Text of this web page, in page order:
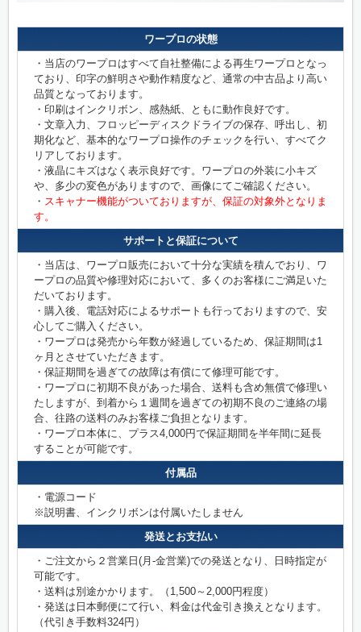
ワープロの状態
・当店のワープロはすべて自社整備による再生ワープロとなっ
ており、印字の鮮明さや動作精度など、通常の中古品より高い
品質となっております。
・印刷はインクリボン、感熱紙、ともに動作良好です。
・文章入力、フロッピーディスクドライブの保存、呼出し、初
期化など、基本的なワープロ操作のチェックを行い、すべてク
リアしております。
・液晶にキズはなく表示良好です。ワープロの外装に小キズ
や、多少の変色がありますので、画像にてご確認ください。
・ スキャナー機能がついておりますが、保証の対象外となりま
す。
サポートと保証について
・当店は、ワープロ販売において十分な実績を積んでおり、ワ
ープロの品質や修理対応において、多くのお客様にご満足いた
だいております。
・購入後、電話対応によるサポートも行っておりますので、安
心してご購入ください。
・ワープロは発売から年数が経過しているため、保証期間は1
ヶ月とさせていただきます。
・保証期間を過ぎての故障は有償にて修理可能です。
・ワープロに初期不良があった場合、送料も含め無償で修理い
たしますが、到着から１週間を過ぎての初期不良のご連絡の場
合、往路の送料のみお客様ご負担となります。
・ワープロ本体に、プラス4,000円で保証期間を半年間に延長
することが可能です。
付属品
・電源コード
※説明書、インクリボンは付属いたしません
発送とお支払い
・ご注文から２営業日(月-金営業)での発送となり、日時指定が
可能です。
・送料は別途かかります。（1,500～2,000円程度）
・発送は日本郵便にて行い、料金は代金引き換えとなります。
（代引き手数料324円）